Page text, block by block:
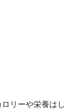
リーや栄養はし